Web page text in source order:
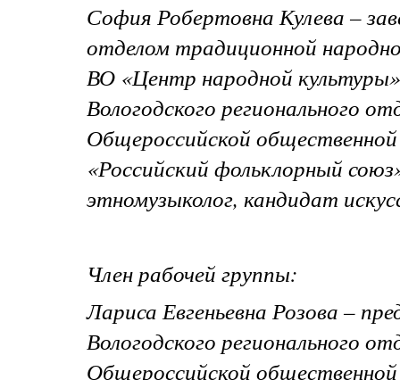
София Робертовна Кулева –
отделом традиционной
ВО «Центр народной
Вологодского регионального
Общероссийской
«Российский фольклорный
этномузыколог, кандидат
Член рабочей группы:
Лариса Евгеньевна Розова –
Вологодского регионального
Общероссийской